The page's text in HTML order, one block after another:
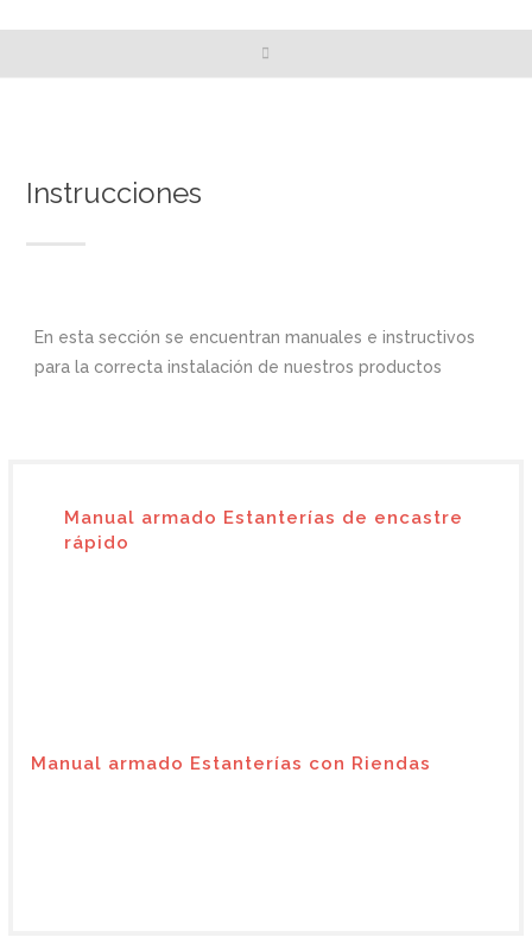
Instrucciones
En esta sección se encuentran manuales e instructivos
para la correcta instalación de nuestros productos
Manual armado Estanterías de encastre
rápido
Manual armado Estanterías con Riendas